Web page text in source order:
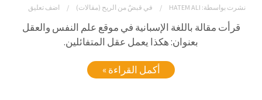
نشرت بواسطة: HATEM ALI في قبضٌ من الريح (مقالات) اضف تعليق
قرأت مقالة باللغة الإسبانية في موقع علم النفس والعقل
بعنوان: هكذا يعمل عقل المتفائلين.
أكمل القراءة »